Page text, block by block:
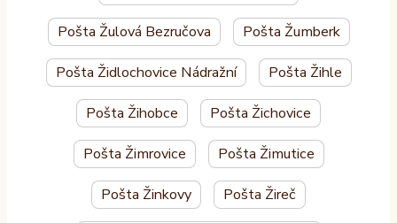
Pošta Žulová Bezručova Pošta Žumberk
Pošta Židlochovice Nádražní Pošta Žihle
Pošta Žihobce Pošta Žichovice
Pošta Žimrovice Pošta Žimutice
Pošta Žinkovy Pošta Žireč